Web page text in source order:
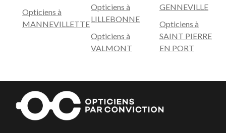
Opticiens à
MANNEVILLETTE
Opticiens à
LILLEBONNE
Opticiens à
VALMONT
GENNEVILLE
Opticiens à
SAINT PIERRE
EN PORT